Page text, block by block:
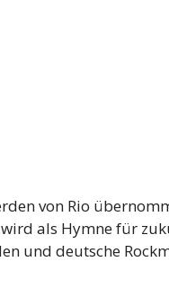
von Rio
als Hymne für
und deutsche